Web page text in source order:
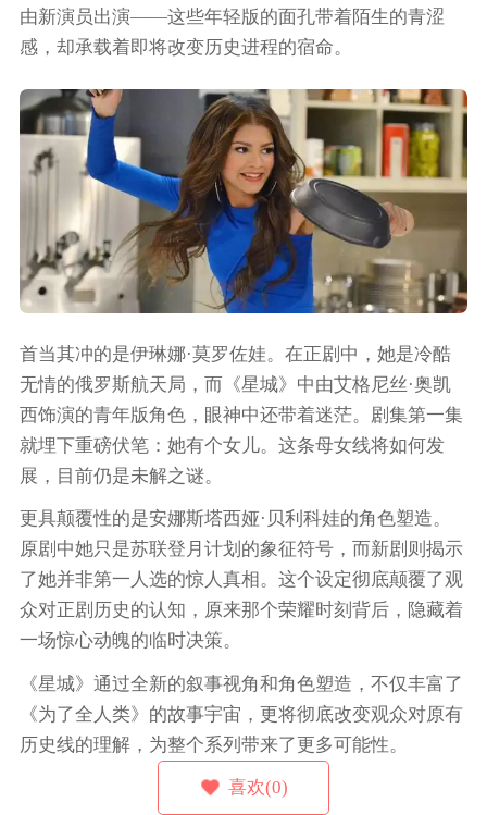
由新演员出演——这些年轻版的面孔带着陌生的青涩
感，却承载着即将改变历史进程的宿命。
首当其冲的是伊琳娜·莫罗佐娃。在正剧中，她是冷酷
无情的俄罗斯航天局，而《星城》中由艾格尼丝·奥凯
西饰演的青年版角色，眼神中还带着迷茫。剧集第一集
就埋下重磅伏笔：她有个女儿。这条母女线将如何发
展，目前仍是未解之谜。
更具颠覆性的是安娜斯塔西娅·贝利科娃的角色塑造。
原剧中她只是苏联登月计划的象征符号，而新剧则揭示
了她并非第一人选的惊人真相。这个设定彻底颠覆了观
众对正剧历史的认知，原来那个荣耀时刻背后，隐藏着
一场惊心动魄的临时决策。
《星城》通过全新的叙事视角和角色塑造，不仅丰富了
《为了全人类》的故事宇宙，更将彻底改变观众对原有
历史线的理解，为整个系列带来了更多可能性。
喜欢(0)